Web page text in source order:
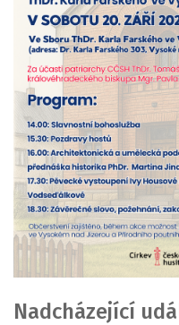
Nadcházející